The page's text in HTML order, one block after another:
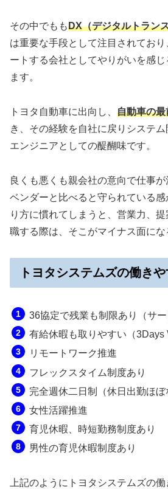
その中でももDX（デジタルトラン
は重要な手段として注目されてお
ートする会社としてやりがいを感
ます。
トヨタ自動車に出向し、 自動車の最
き、その経験を自社に戻りシステ
エンジニアとしての醍醐味です。
良くも悪くも親会社の意向で仕事
ベンダーと比べると守られている
り方に慣れてしまうと、営業力、
職する際は、そこがマイナス面にな
トヨタシステムズの働きや
36協定で残業も制限あり（サー
有給休暇も取りやすい（3Days
リモートワーク推進
フレックスタイム制度あり
完全週休二日制（休日出勤ほぼ
女性活躍推進
育児休暇、時短勤務制度あり
男性の育児休暇制度あり
上記のようにトヨタシステムズの